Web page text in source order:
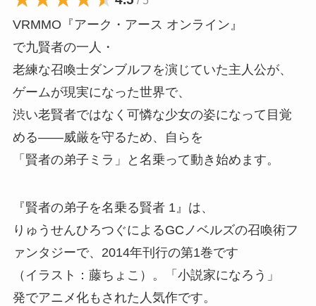
VRMMO『アーク・アース オンライン』
で九賢者の一人・
老練な召喚士ダンブルフを演じていた主人公が、
ゲームが現実になった世界で、
渋い老賢者ではなく可憐な少女の姿になって目覚
める——威厳を守るため、
自らを
「賢者の弟子ミラ」
と名乗って動き始めます。
『賢者の弟子を名乗る賢者 1』 は、
りゅうせんひろつぐによるGCノベルズの召喚術フ
ァンタジーで、 2014年刊行の第1巻です
（イラスト：藤ちょこ） 。
「小説家になろう」
発でアニメ化もされた人気作です。